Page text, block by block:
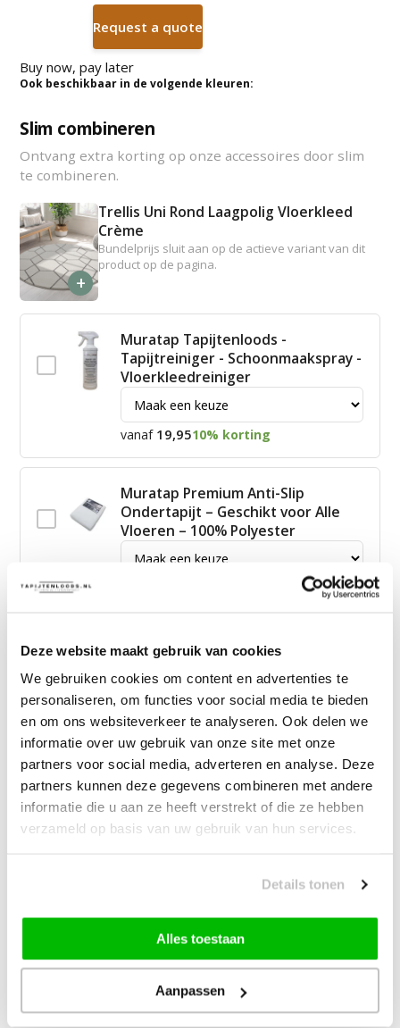
Deze website maakt gebruik van cookies
We gebruiken cookies om content en advertenties te
personaliseren, om functies voor social media te bieden
en om ons websiteverkeer te analyseren. Ook delen we
informatie over uw gebruik van onze site met onze
partners voor social media, adverteren en analyse. Deze
partners kunnen deze gegevens combineren met andere
informatie die u aan ze heeft verstrekt of die ze hebben
verzameld op basis van uw gebruik van hun services.
Details tonen
Alles toestaan
Aanpassen
Request a quote
Buy now, pay later
Ook beschikbaar in de volgende kleuren:
Slim combineren
Ontvang extra korting op onze accessoires door slim
te combineren.
+
Trellis Uni Rond Laagpolig Vloerkleed
Crème
Bundelprijs sluit aan op de actieve variant van dit
product op de pagina.
Muratap Tapijtenloods -
Tapijtreiniger - Schoonmaakspray -
Vloerkleedreiniger
vanaf 19,9510% korting
Muratap Premium Anti-Slip
Ondertapijt – Geschikt voor Alle
Vloeren – 100% Polyester
James Vloerkleed Schoonmaakset
Tapijt
vanaf —10% korting
Bundelkorting:49,00
Vink producten om toe te voegen
Onze medewerker helpt je graag het juiste product te
Door klanten beoordeeld met een 8,9!